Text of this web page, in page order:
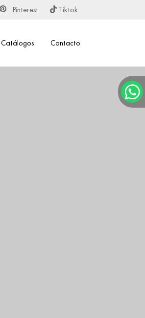
Pinterest Tiktok
Catálogos Contacto